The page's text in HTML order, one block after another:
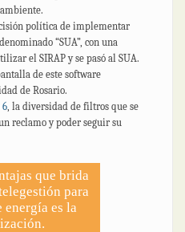
política de implementar
“SUA”, con una
el SIRAP y se pasó al SUA.
de este software
de Rosario.
, la diversidad de filtros que se
reclamo y poder seguir su
que brida
para
energía es la